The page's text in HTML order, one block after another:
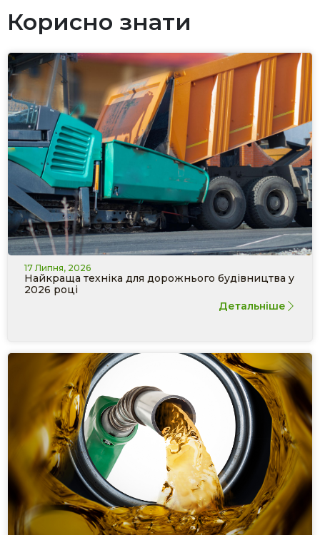
Корисно знати
17 Липня, 2026
Найкраща техніка для дорожнього будівництва у
2026 році
Детальніше